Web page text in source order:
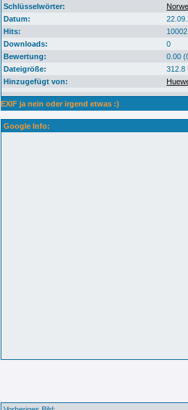
Schlüsselwörter:
Datum:
Hits:
10002
Downloads:
0
Bewertung:
0.00
Dateigröße:
312.8
Hinzugefügt von:
EXIF ja nein oder irgend etwas :)
Google Info: